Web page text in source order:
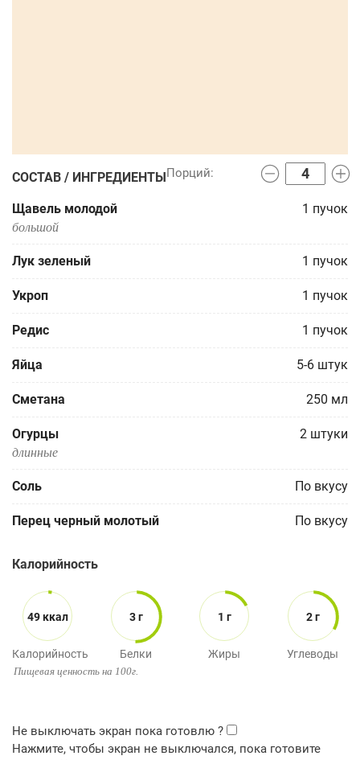
СОСТАВ / ИНГРЕДИЕНТЫ
Щавель молодой 1 пучок
большой
Лук зеленый 1 пучок
Укроп 1 пучок
Редис 1 пучок
Яйца 5-6 штук
Сметанa 250 мл
Огурцы 2 штуки
длинные
Соль По вкусу
Перец черный молотый По вкусу
Калорийность
49 ккал
Калорийность
3 г
Белки
1 г
Жиры
2 г
Углеводы
Пищевая ценность на 100г.